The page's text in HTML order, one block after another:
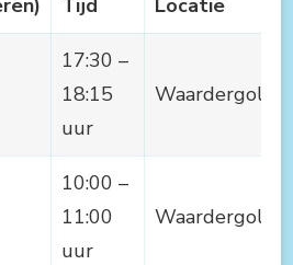
Tijd Locatie
17:30 –
18:15
uur
Waardergolf
10:00 –
11:00
uur
Waardergolf